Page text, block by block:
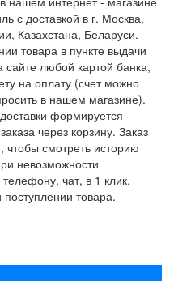
с доставкой в г. Москва,
Казахстана, Беларуси.
товара в пункте выдачи
сайте любой картой банка,
на оплату (счет можно
в нашем магазине).
формируется
через корзину. Заказ
смотреть историю
невозможности
чат, в 1 клик.
товара.